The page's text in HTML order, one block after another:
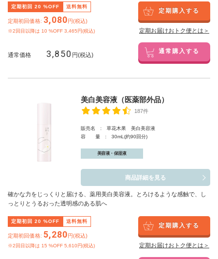
定期初回 20 %OFF 送料無料
定期初回価格: 3,080円(税込)
※2回目以降は 10 %OFF 3,465円(税込)
定期購入する
定期お届けおトク便とは＞
通常価格 3,850 円(税込) 通常購入する
美白美容液（医薬部外品）
187件
販売名 : 草花木果 美白美容液
容 量 : 30mL(約90回分)
美容液・保湿液
商品詳細を見る
確かな力をじっくりと届ける、薬用美白美容液。とろけるような感触で、し
っとりとうるおった透明感のある肌へ
定期初回 20 %OFF 送料無料
定期初回価格: 5,280円(税込)
※2回目以降は 15 %OFF 5,610円(税込)
定期購入する
定期お届けおトク便とは＞